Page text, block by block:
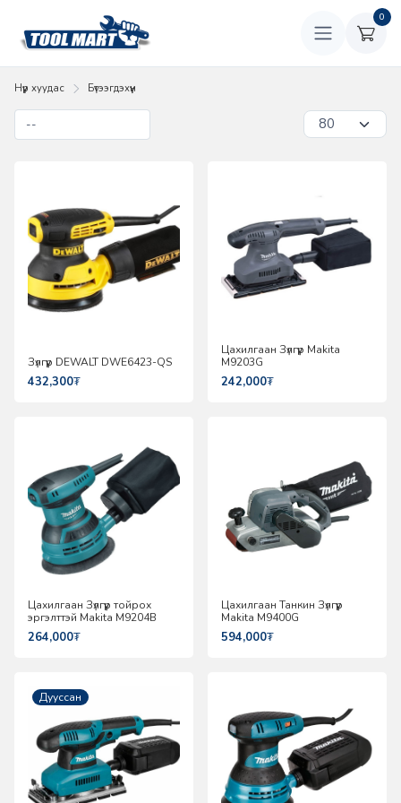
0
Нүүр хуудас Бүтээгдэхүүн
Зүлгүүр DEWALT DWE6423-QS
432,300₮
Цахилгаан Зүлгүүр Makita
M9203G
242,000₮
Цахилгаан Зүлгүүр тойрох
эргэлттэй Makita M9204B
264,000₮
Цахилгаан Танкин Зүлгүүр
Makita M9400G
594,000₮
Дууссан